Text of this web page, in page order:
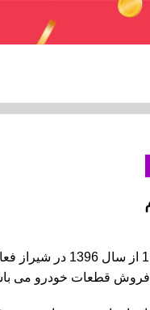
شرکت مکث پارت به شماره ثبت
قطعات خودرو می